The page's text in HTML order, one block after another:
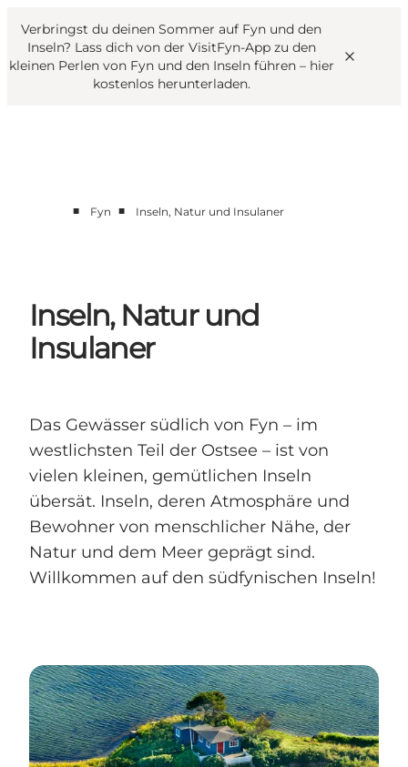
Verbringst du deinen Sommer auf Fyn und den
Inseln? Lass dich von der VisitFyn-App zu den
kleinen Perlen von Fyn und den Inseln führen – hier
kostenlos herunterladen.
Outdoor & bike
VisitFyn
Deutsch
■ Fyn ■ Inseln, Natur und Insulaner
Inseln, Natur und
Insulaner
Das Gewässer südlich von Fyn – im
westlichsten Teil der Ostsee – ist von
vielen kleinen, gemütlichen Inseln
übersät. Inseln, deren Atmosphäre und
Bewohner von menschlicher Nähe, der
Natur und dem Meer geprägt sind.
Willkommen auf den südfynischen Inseln!